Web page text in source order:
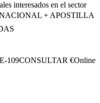
interesados en el sector
+ APOSTILLA
109CONSULTAR €Online